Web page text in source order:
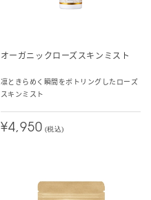
オーガニックローズスキンミスト
凛ときらめく瞬間をボトリングしたローズ
スキンミスト
¥4,950 (税込)